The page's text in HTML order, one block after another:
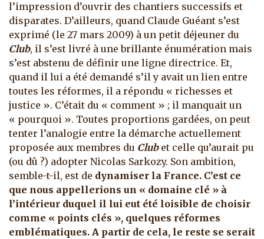
l’impression d’ouvrir des chantiers successifs et
disparates. D’ailleurs, quand Claude Guéant s’est
exprimé (le 27 mars 2009) à un petit déjeuner du
Club, il s’est livré à une brillante énumération mais
s’est abstenu de définir une ligne directrice. Et,
quand il lui a été demandé s’il y avait un lien entre
toutes les réformes, il a répondu « richesses et
justice ». C’était du « comment » ; il manquait un
« pourquoi ». Toutes proportions gardées, on peut
tenter l’analogie entre la démarche actuellement
proposée aux membres du Clubet celle qu’aurait pu
(ou dû ?) adopter Nicolas Sarkozy. Son ambition,
semble-t-il, est de dynamiser la France. C’est ce
que nous appellerions un « domaine clé » à
l’intérieur duquel il lui eut été loisible de choisir
comme « points clés », quelques réformes
emblématiques. A partir de cela, le reste se serait